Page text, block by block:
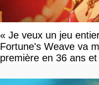
« Je veux un jeu
Fortune's Weave va
première en 36 ans